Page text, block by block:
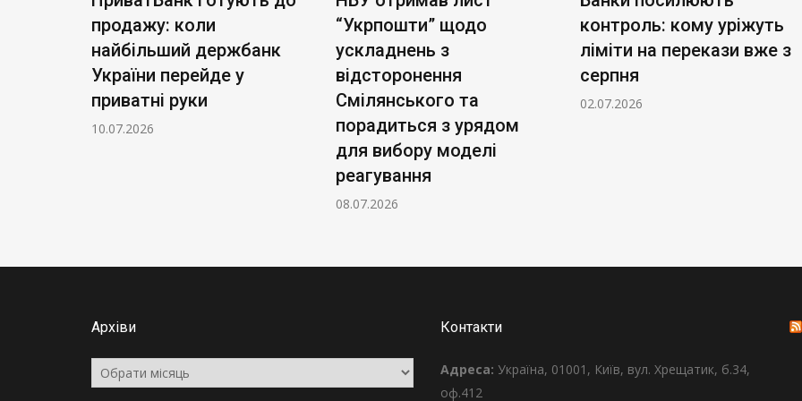
продажу: коли
найбільший держбанк
України перейде у
приватні руки
10.07.2026
“Укрпошти” щодо
ускладнень з
відсторонення
Смілянського та
порадиться з урядом
для вибору моделі
реагування
08.07.2026
контроль: кому уріжуть
ліміти на перекази вже з
серпня
02.07.2026
Архіви
Архіви
Контакти
Адреса: Україна, 01001, Київ, вул. Хрещатик, б.34,
оф.412